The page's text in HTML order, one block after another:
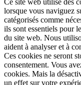
lorsque vous naviguez
catégorisés comme
ils sont essentiels pour
du site web. Nous
aident à analyser et à
Ces cookies ne seront
consentement. Vous
cookies. Mais la
un effet sur votre